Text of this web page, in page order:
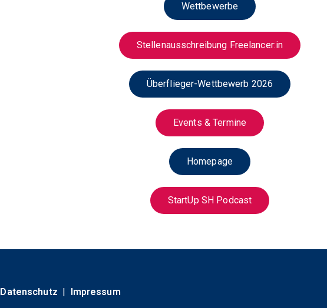
Wettbewerbe
Stellenausschreibung Freelancer:in
Überflieger-Wettbewerb 2026
Events & Termine
Homepage
StartUp SH Podcast
Datenschutz | Impressum